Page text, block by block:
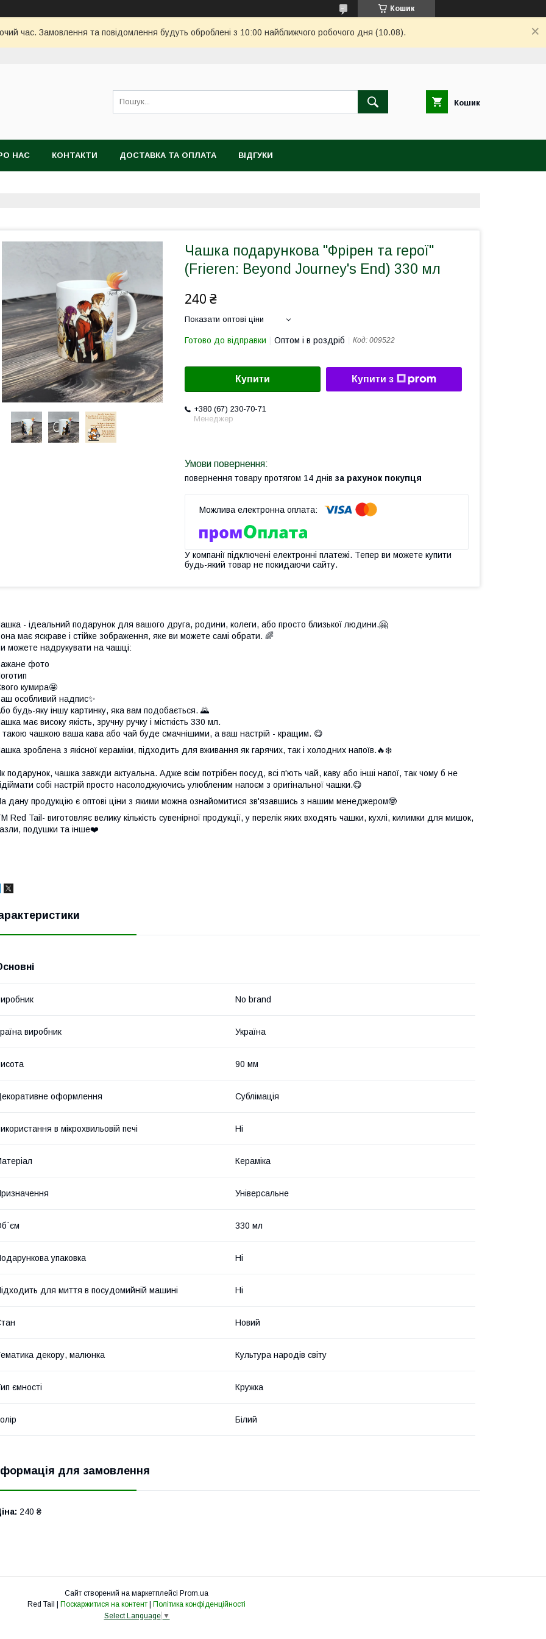
Кошик
час. Замовлення та повідомлення будуть оброблені з 10:00 найближчого робочого дня (10.08).
Кошик
НАС КОНТАКТИ ДОСТАВКА ТА ОПЛАТА ВІДГУКИ
Чашка подарункова "Фрірен та герої"
(Frieren: Beyond Journey's End) 330 мл
240 ₴
Показати оптові ціни
Готово до відправки Оптом і в роздріб Код: 009522
Купити Купити з
+380 (67) 230-70-71
Менеджер
повернення товару протягом 14 днів за рахунок покупця
У компанії підключені електронні платежі. Тепер ви можете купити
будь-який товар не покидаючи сайту.
- ідеальний подарунок для вашого друга, родини, колеги, або просто близької людини.🤗
має яскраве і стійке зображення, яке ви можете самі обрати. 🌈
можете надрукувати на чашці:
фото
кумира🤩
особливий надпис✨
будь-яку іншу картинку, яка вам подобається. 🌄
має високу якість, зручну ручку і місткість 330 мл.
такою чашкою ваша кава або чай буде смачнішими, а ваш настрій - кращим. 😋
зроблена з якісної кераміки, підходить для вживання як гарячих, так і холодних напоїв.🔥❄️
подарунок, чашка завжди актуальна. Адже всім потрібен посуд, всі п'ють чай, каву або інші напої, так чому б не
собі настрій просто насолоджуючись улюбленим напоєм з оригінальної чашки.😋
дану продукцію є оптові ціни з якими можна ознайомитися зв'язавшись з нашим менеджером🤓
Red Tail- виготовляє велику кількість сувенірної продукції, у перелік яких входять чашки, кухлі, килимки для мишок,
подушки та інше❤️
No brand
виробник Україна
90 мм
оформлення Сублімація
в мікрохвильовій печі Ні
Кераміка
Універсальне
330 мл
упаковка Ні
для миття в посудомийній машині Ні
Новий
декору, малюнка Культура народів світу
ємності Кружка
Білий
для замовлення
240 ₴
Сайт створений на маркетплейсі Prom.ua
Red Tail | Поскаржитися на контент | Політика конфіденційності
Select Language ▼